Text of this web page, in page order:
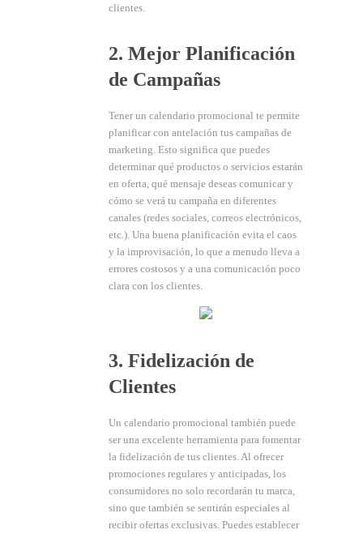
clientes.
2. Mejor Planificación
de Campañas
Tener un calendario promocional te permite
planificar con antelación tus campañas de
marketing. Esto significa que puedes
determinar qué productos o servicios estarán
en oferta, qué mensaje deseas comunicar y
cómo se verá tu campaña en diferentes
canales (redes sociales, correos electrónicos,
etc.). Una buena planificación evita el caos
y la improvisación, lo que a menudo lleva a
errores costosos y a una comunicación poco
clara con los clientes.
3. Fidelización de
Clientes
Un calendario promocional también puede
ser una excelente herramienta para fomentar
la fidelización de tus clientes. Al ofrecer
promociones regulares y anticipadas, los
consumidores no solo recordarán tu marca,
sino que también se sentirán especiales al
recibir ofertas exclusivas. Puedes establecer